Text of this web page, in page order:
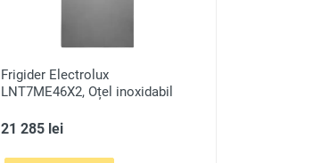
Frigider Electrolux
LNT7ME46X2, Oțel inoxidabil
21 285 lei